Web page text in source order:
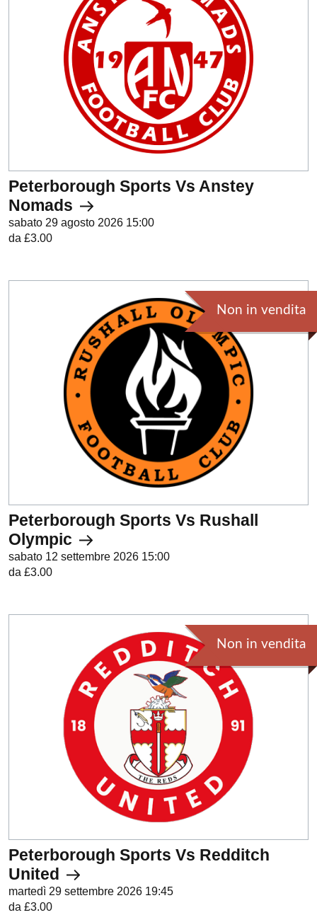
Peterborough Sports Vs Anstey
Nomads
sabato 29 agosto 2026 15:00
da £3.00
Non in vendita
Peterborough Sports Vs Rushall
Olympic
sabato 12 settembre 2026 15:00
da £3.00
Non in vendita
Peterborough Sports Vs Redditch
United
martedì 29 settembre 2026 19:45
da £3.00